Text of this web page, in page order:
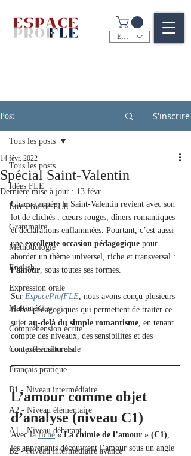
EUR (€)
Post S'inscrire
Tous les posts
Idées FLE
Être Prof de FLE
Grammaire
Méthodologie
English
Expression orale
Multimédias
Compréhension écrite
Compréhension orale
Français pratique
B1 - Niveau intermédiaire
A2 - Niveau élémentaire
A1 - Niveau débutant
B2 - Niveau intermédiaire avancé
Tous les posts
Spécial Saint-Valentin
14 févr. 2022
Dernière mise à jour : 13 févr.
Chaque année, la Saint-Valentin revient avec son
lot de clichés : cœurs rouges, dîners romantiques
et déclarations enflammées. Pourtant, c’est aussi
une excellente occasion pédagogique pour
aborder un thème universel, riche et transversal :
l’amour, sous toutes ses formes.
Sur EspaceProfFLE, nous avons conçu plusieurs
fiches pédagogiques qui permettent de traiter ce
sujet au-delà du simple romantisme, en tenant
compte des niveaux, des sensibilités et des
contextes culturels.
L’amour comme objet
d’analyse (niveau C1)
Avec la fiche « La chimie de l’amour » (C1),
les apprenants découvrent l’amour sous un angle